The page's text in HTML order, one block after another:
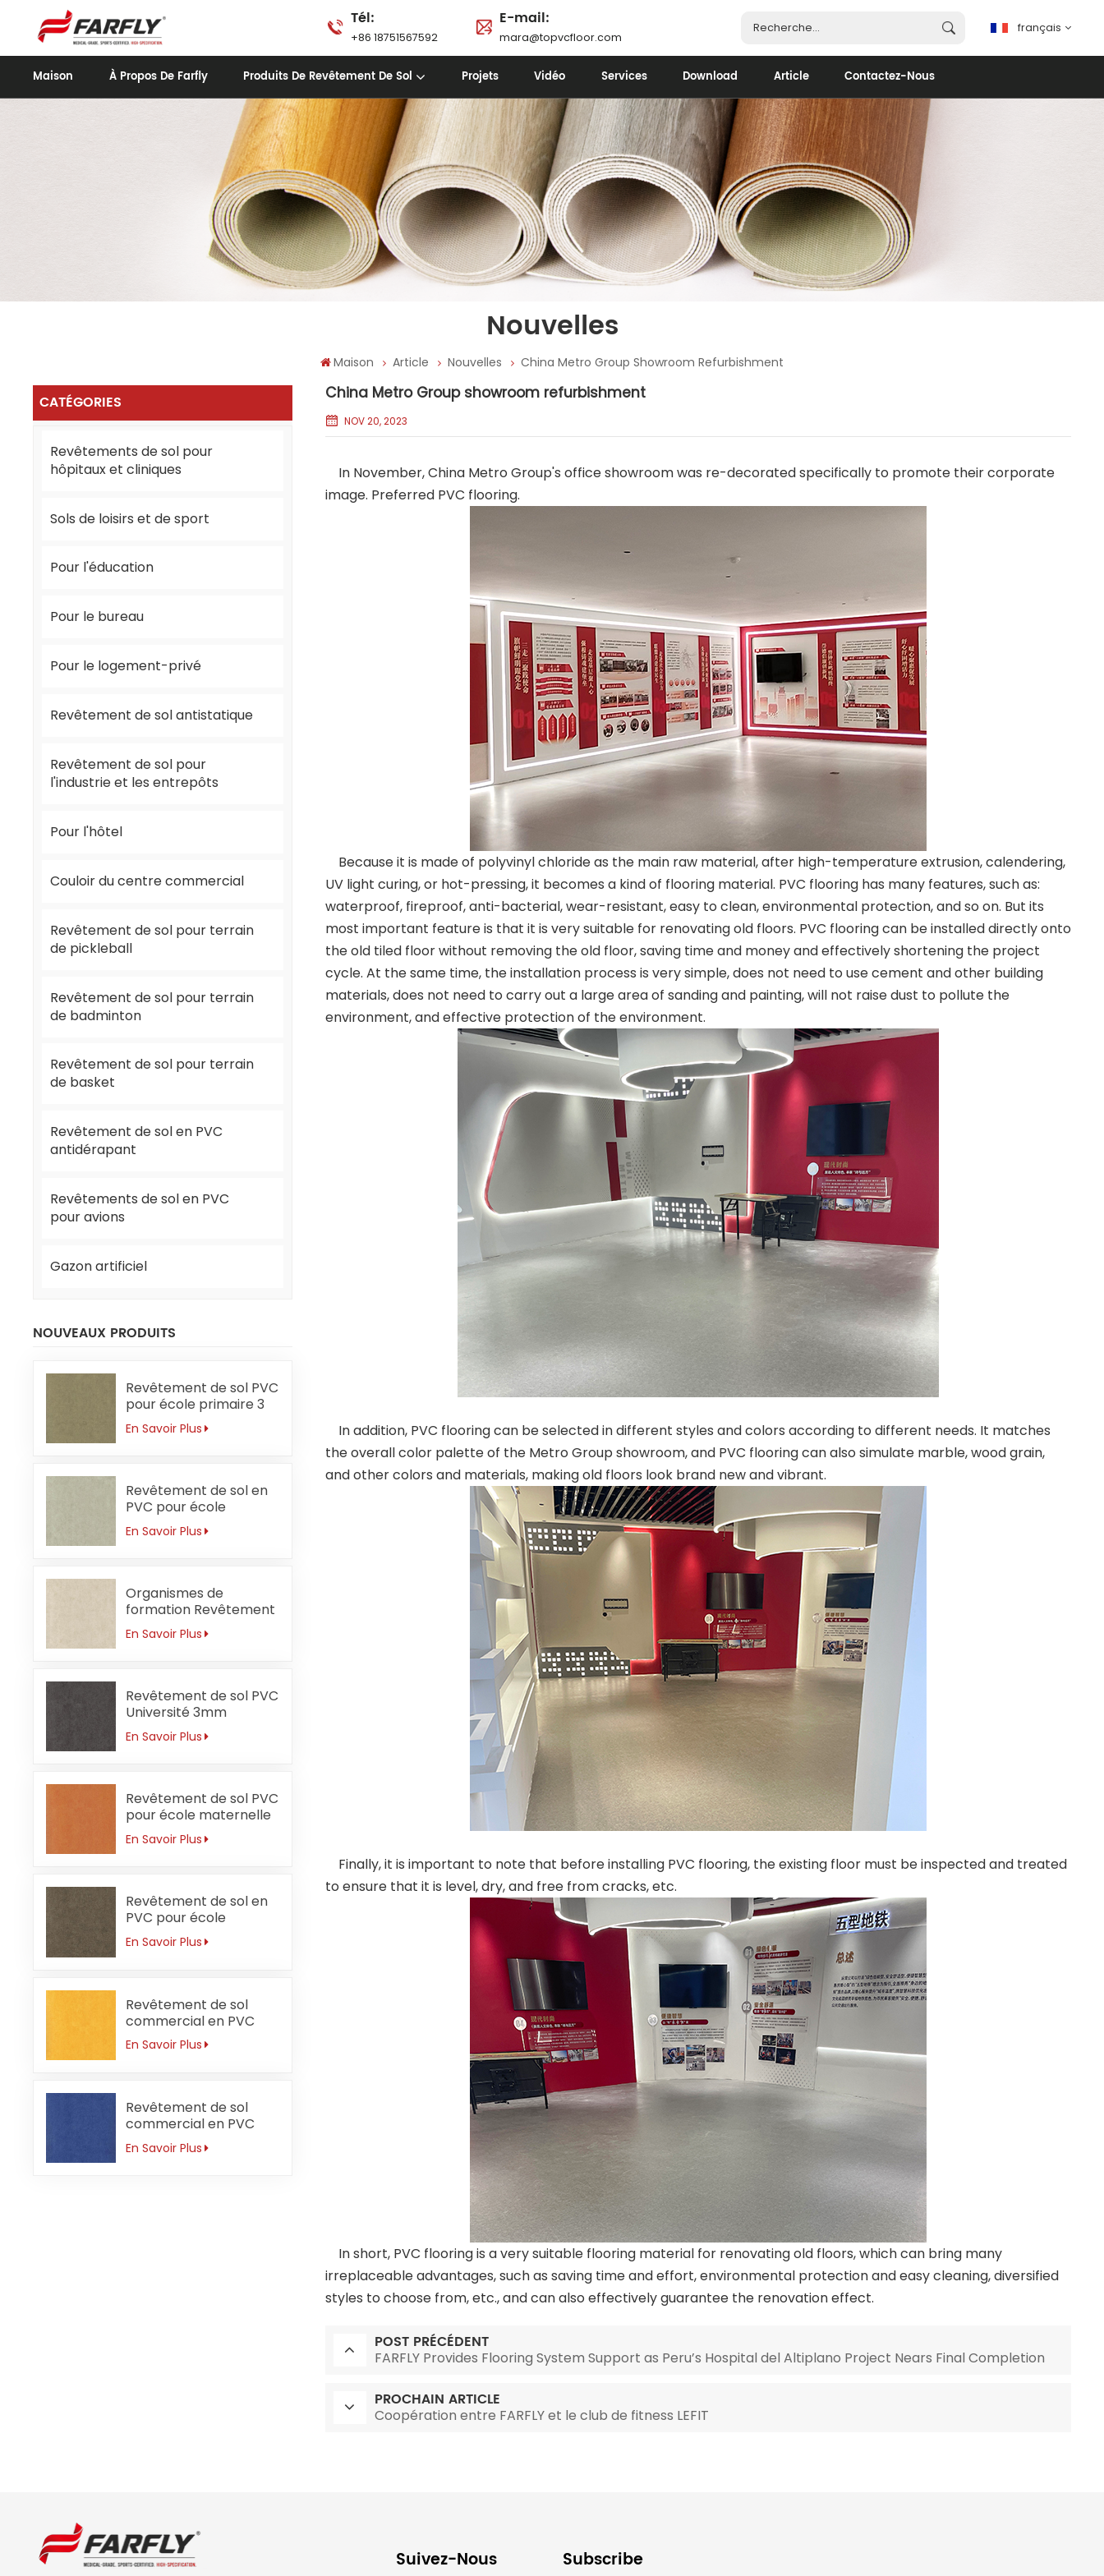
Tél:
+86 18751567592
E-mail:
mara@topvcfloor.com
français
français
Maison À Propos De Farfly Produits De Revêtement De Sol Projets Vidéo Services Download Article Contactez-Nous
Nouvelles
Maison Article Nouvelles China Metro Group Showroom Refurbishment
CATÉGORIES
Revêtements de sol pour
hôpitaux et cliniques
Sols de loisirs et de sport
Pour l'éducation
Pour le bureau
Pour le logement-privé
Revêtement de sol antistatique
Revêtement de sol pour
l'industrie et les entrepôts
Pour l'hôtel
Couloir du centre commercial
Revêtement de sol pour terrain
de pickleball
Revêtement de sol pour terrain
de badminton
Revêtement de sol pour terrain
de basket
Revêtement de sol en PVC
antidérapant
Revêtements de sol en PVC
pour avions
Gazon artificiel
NOUVEAUX PRODUITS
Revêtement de sol PVC
pour école primaire 3
mm sans
formaldéhyde
En Savoir Plus
Revêtement de sol en
PVC pour école
primaire 3 mm
Résistant aux acides et
En Savoir Plus
Organismes de
formation Revêtement
de sol PVC 3mm
Antibactérien
En Savoir Plus
Revêtement de sol PVC
Université 3mm
Sécurité
En Savoir Plus
Revêtement de sol PVC
pour école maternelle
3 mm orange ignifuge
En Savoir Plus
Revêtement de sol en
PVC pour école
secondaire 3 mm
résistant à l'usure
En Savoir Plus
Revêtement de sol
commercial en PVC
pour jardin d'enfants 3
mm imperméable
En Savoir Plus
Revêtement de sol
commercial en PVC
pour école primaire 3
mm antidérapant
En Savoir Plus
China Metro Group showroom refurbishment
NOV 20, 2023
In November, China Metro Group's office showroom was re-decorated specifically to promote their corporate
image. Preferred PVC flooring.
Because it is made of polyvinyl chloride as the main raw material, after high-temperature extrusion, calendering,
UV light curing, or hot-pressing, it becomes a kind of flooring material. PVC flooring has many features, such as:
waterproof, fireproof, anti-bacterial, wear-resistant, easy to clean, environmental protection, and so on. But its
most important feature is that it is very suitable for renovating old floors. PVC flooring can be installed directly onto
the old tiled floor without removing the old floor, saving time and money and effectively shortening the project
cycle. At the same time, the installation process is very simple, does not need to use cement and other building
materials, does not need to carry out a large area of sanding and painting, will not raise dust to pollute the
environment, and effective protection of the environment.
In addition, PVC flooring can be selected in different styles and colors according to different needs. It matches
the overall color palette of the Metro Group showroom, and PVC flooring can also simulate marble, wood grain,
and other colors and materials, making old floors look brand new and vibrant.
Finally, it is important to note that before installing PVC flooring, the existing floor must be inspected and treated
to ensure that it is level, dry, and free from cracks, etc.
In short, PVC flooring is a very suitable flooring material for renovating old floors, which can bring many
irreplaceable advantages, such as saving time and effort, environmental protection and easy cleaning, diversified
styles to choose from, etc., and can also effectively guarantee the renovation effect.
POST PRÉCÉDENT
FARFLY Provides Flooring System Support as Peru’s Hospital del Altiplano Project Nears Final Completion
PROCHAIN ARTICLE
Coopération entre FARFLY et le club de fitness LEFIT
Suivez-Nous Subscribe